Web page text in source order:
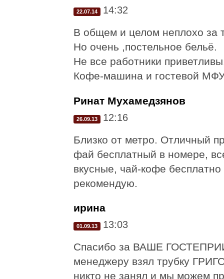
22.07.14 14:32
В общем и целом неплохо за
Но очень ,постельное бельё.
Не все работники
Кофе-машина и гостевой
Ринат Мухамедзянов
26.09.13 12:16
Близко от метро. Отличный
фай бесплатный в номере,
вкусные, чай-кофе
рекомендую.
ирина
01.09.13 13:03
Спасибо за ВАШЕ
менеджеру взял трубку
никто не занял и мы можем